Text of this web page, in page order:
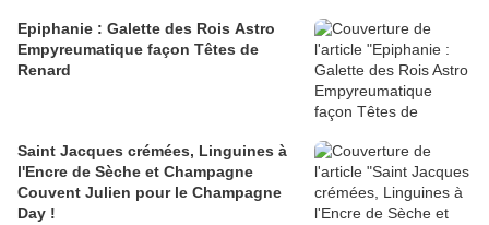
Epiphanie : Galette des Rois Astro
Empyreumatique façon Têtes de
Renard
Saint Jacques crémées, Linguines à
l'Encre de Sèche et Champagne
Couvent Julien pour le Champagne
Day !